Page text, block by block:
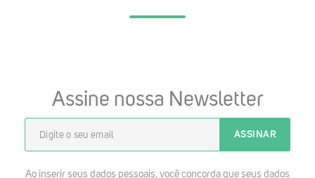
Assine nossa Newsletter
Ao inserir seus dados pessoais, você concorda que seus dados